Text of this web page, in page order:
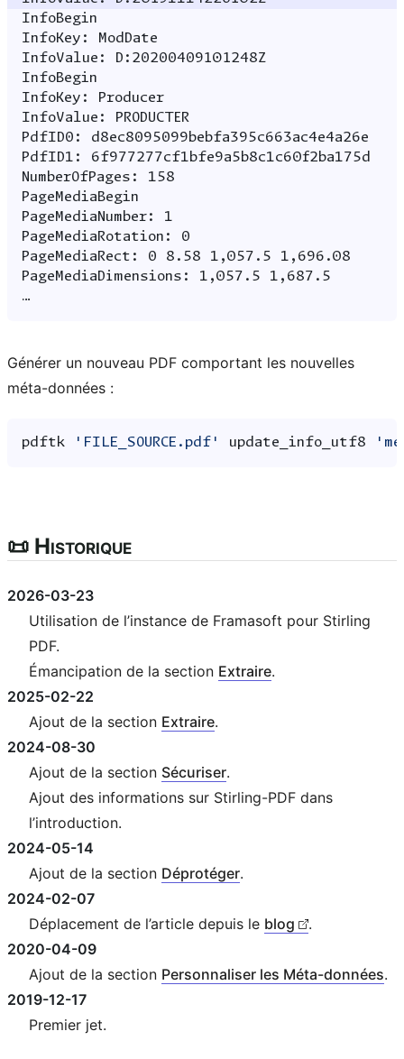
Générer un nouveau PDF comportant les nouvelles
méta-données :
pdftk 'FILE_SOURCE.pdf' update_info_utf8
📜 Historique
2026-03-23
Utilisation de l’instance de Framasoft pour Stirling
PDF.
Émancipation de la section Extraire.
2025-02-22
Ajout de la section Extraire.
2024-08-30
Ajout de la section Sécuriser.
Ajout des informations sur Stirling-PDF dans
l’introduction.
2024-05-14
Ajout de la section Déprotéger.
2024-02-07
Déplacement de l’article depuis le blog
.
2020-04-09
Ajout de la section Personnaliser les Méta-données.
2019-12-17
Premier jet.